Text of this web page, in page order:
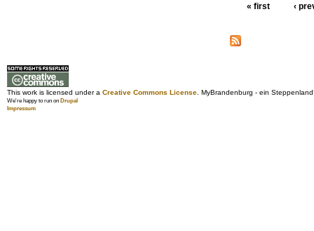
« first ‹
This work is licensed under a Creative Commons License. MyBrandenburg - ein
We're happy to run on Drupal
Impressum